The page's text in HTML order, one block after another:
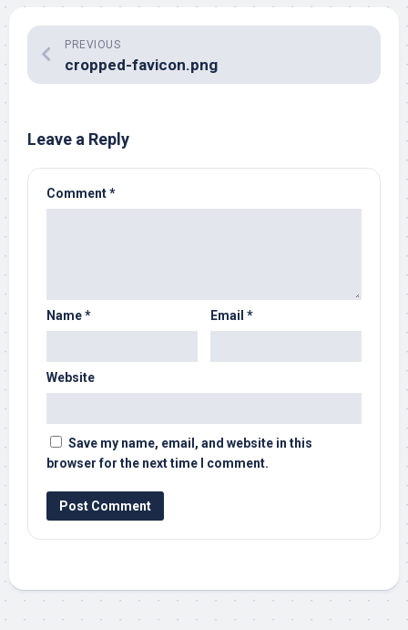
PREVIOUS
cropped-favicon.png
Leave a Reply
Comment*
Name* Email *
Website
Save my name, email, and website in this
browser for the next time I comment.